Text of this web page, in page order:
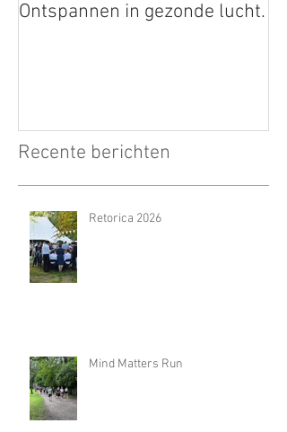
Ontspannen in gezonde lucht.
Recente berichten
Retorica 2026
Mind Matters Run